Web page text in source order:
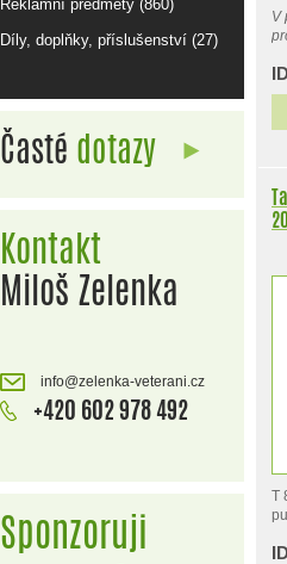
Reklamní předměty (860)
Díly, doplňky, příslušenství (27)
Časté dotazy
Kontakt
Miloš Zelenka
info@zelenka-veterani.cz
+420 602 978 492
Sponzoruji
V
T